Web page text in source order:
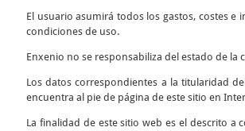
El usuario asumirá todos los gastos, costes
condiciones de uso.
Enxenio no se responsabiliza del estado de la
Los datos correspondientes a la titularidad
encuentra al pie de página de este sitio en
La finalidad de este sitio web es el descrito